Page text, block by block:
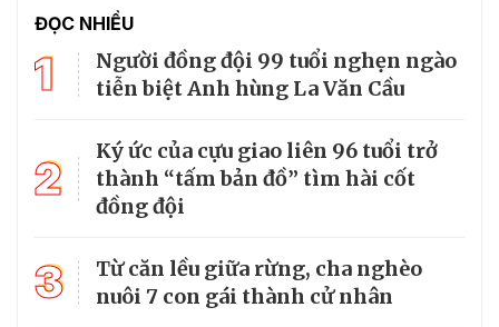
ĐỌC NHIỀU
1
Người đồng đội 99 tuổi nghẹn ngào
tiễn biệt Anh hùng La Văn Cầu
2
Ký ức của cựu giao liên 96 tuổi trở
thành “tấm bản đồ” tìm hài cốt
đồng đội
3
Từ căn lều giữa rừng, cha nghèo
nuôi 7 con gái thành cử nhân